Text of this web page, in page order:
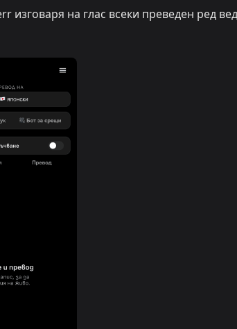
изговаря на глас всеки преведен ред